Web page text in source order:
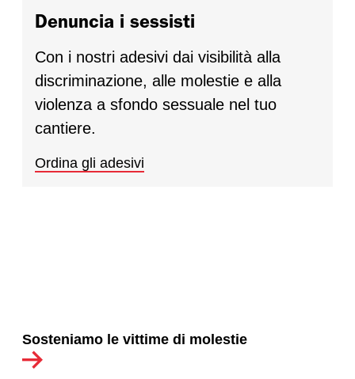
Denuncia i sessisti
Con i nostri adesivi dai visibilità alla
discriminazione, alle molestie e alla
violenza a sfondo sessuale nel tuo
cantiere.
Ordina gli adesivi
Sosteniamo le vittime di molestie